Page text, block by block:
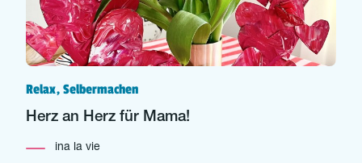
Relax, Selbermachen
Herz an Herz für Mama!
ina la vie